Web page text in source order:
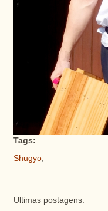
Tags:
Shugyo,
Ultimas postagens: